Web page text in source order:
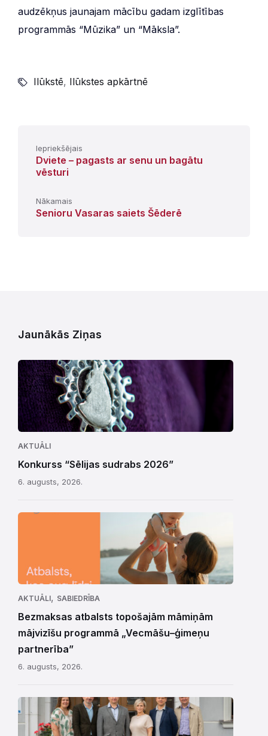
audzēkņus jaunajam mācību gadam izglītības
programmās “Mūzika” un “Māksla”.
Ilūkstē, Ilūkstes apkārtnē
Iepriekšējais
Dviete – pagasts ar senu un bagātu
vēsturi
Nākamais
Senioru Vasaras saiets Šēderē
Jaunākās Ziņas
AKTUĀLI
Konkurss “Sēlijas sudrabs 2026”
6. augusts, 2026.
AKTUĀLI, SABIEDRĪBA
Bezmaksas atbalsts topošajām māmiņām
mājvizīšu programmā „Vecmāšu–ģimeņu
partnerība”
6. augusts, 2026.